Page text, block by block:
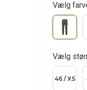
Vælg
Vælg
46 / XS